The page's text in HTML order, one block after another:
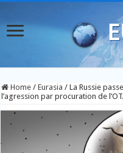
Home / Eurasia / La Russie
l’agression par procuration de